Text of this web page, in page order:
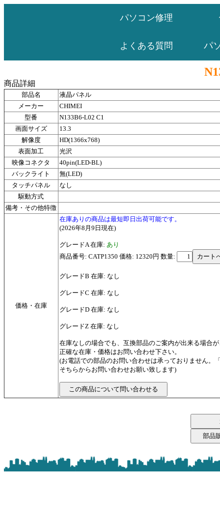
パソコン修理
よくある質問 パ
商品詳細
部品名
液晶パネル
メーカー
CHIMEI
型番
N133B6-L02 C1
画面サイズ
13.3
解像度
HD(1366x768)
表面加工
光沢
映像コネクタ
40pin(LED-BL)
バックライト
無(LED)
タッチパネル
なし
駆動方式
備考・その他特徴
価格・在庫
在庫ありの商品は最短即日出荷可能です。
(2026年8月9日現在)
グレードA 在庫: あり
商品番号: CATP1350 価格: 12320円 数量:
グレードB 在庫: なし
グレードC 在庫: なし
グレードD 在庫: なし
グレードZ 在庫: なし
在庫なしの場合でも、互換部品のご案内が出来る場合
正確な在庫・価格はお問い合わせ下さい。
(お電話での部品のお問い合わせは承っておりません。
そちらからお問い合わせお願い致します)